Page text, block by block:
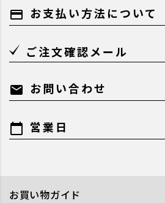
payment お支払い方法について
ご注文確認メール
mail お問い合わせ
calendar_today 営業日
お買い物ガイド